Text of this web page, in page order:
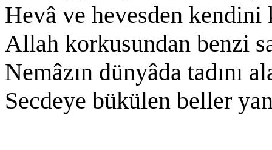
Hevâ ve hevesden kendini
Allah korkusundan benzi
Nemâzın dünyâda tadını
Secdeye bükülen beller